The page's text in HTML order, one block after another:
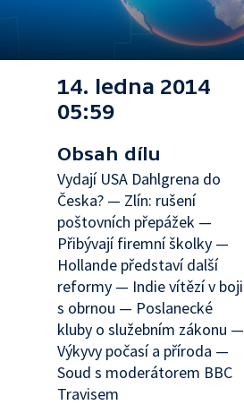
14. ledna 2014
05:59
Obsah dílu
Vydají USA Dahlgrena do
Česka? — Zlín: rušení
poštovních přepážek —
Přibývají firemní školky —
Hollande představí další
reformy — Indie vítězí v boji
s obrnou — Poslanecké
kluby o služebním zákonu —
Výkyvy počasí a příroda —
Soud s moderátorem BBC
Travisem